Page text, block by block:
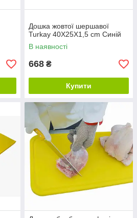
Дошка жовтої шершавої
Turkay 40X25X1,5 cm Синій
В наявності
668 ₴
Купити